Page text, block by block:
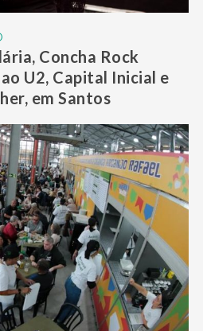
Concha Rock
U2, Capital Inicial e
em Santos